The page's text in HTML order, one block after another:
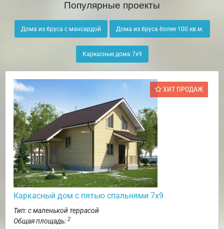
Популярные проекты
Дома из бруса с мансардой Дома из бруса более 100 кв.м.
Каркасные дома 7х9
ХИТ ПРОДАЖ
Каркасный дом с пятью спальнями 7х9
Тип: с маленькой террасой
Общая площадь: 2